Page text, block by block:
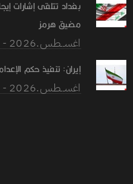
بغداد تتلقى إشارات
مضيق هرمز
03 اغســطس.2026 - 1:11
إيران: تنفيذ حكم
03 اغســطس.2026 - 19:47